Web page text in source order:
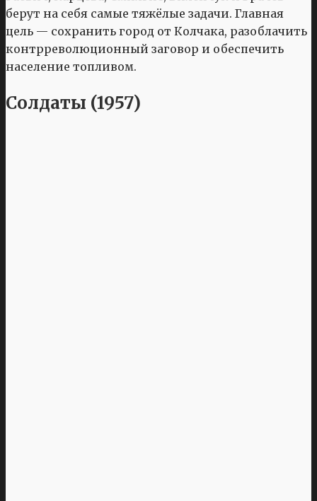
берут на себя самые тяжёлые задачи. Главная
цель — сохранить город от Колчака, разоблачить
контрреволюционный заговор и обеспечить
население топливом.
Солдаты (1957)